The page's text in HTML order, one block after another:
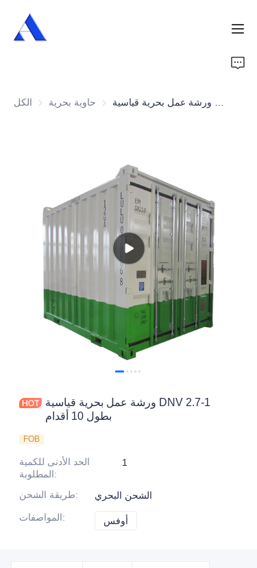
الكل حاوية بحرية حاوية بحرية
ورشة عمل بحرية قياسية DNV 2.7-1
بطول 10 أقدام
FOB
الحد الأدنى للكمية
المطلوبة:
1
طريقة الشحن:
الشحن البحري
المواصفات: أوفس
حالات
فيديوهات
اتصل بنا